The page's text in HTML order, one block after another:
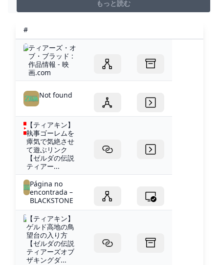
について紹介する。なお、本記事ではネタバレに関する
記載が含まれているため注意してほしい。
もっと読む
#
ティアーズ・オ
ブ・ブラッド :
作品情報 - 映
画.com
Not found
【ティアキン】
執事ゴーレムを
瘴気で気絶させ
て遊ぶリンク
【ゼルダの伝説
ティアー...
Página no
encontrada –
BLACKSTONE
【ティアキン】
ゲルド高地の鳥
望台の入り方
【ゼルダの伝説
ティアーズオブ
ザキングダ...